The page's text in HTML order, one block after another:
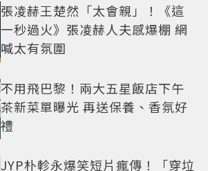
張凌赫王楚然「太會親」！《這
一秒過火》張凌赫人夫感爆棚 網
喊太有氛圍
不用飛巴黎！兩大五星飯店下午
茶新菜單曝光 再送保養、香氛好
禮
JYP朴軫永爆笑短片瘋傳！「穿垃